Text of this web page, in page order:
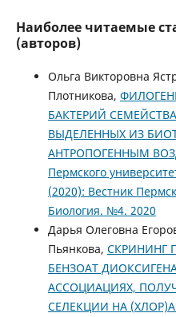
Наиболее читаемые
(авторов)
Ольга Викторовна
Плотникова,
БАКТЕРИЙ СЕМЕЙСТВА
ВЫДЕЛЕННЫХ ИЗ
АНТРОПОГЕННЫМ
Пермского
(2020): Вестник
Биология. №4. 2020
Дарья Олеговна
Пьянкова, СКРИНИНГ
БЕНЗОАТ
АССОЦИАЦИЯХ,
СЕЛЕКЦИИ НА